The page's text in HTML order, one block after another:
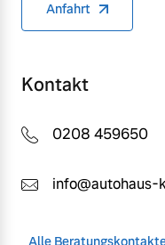
Anfahrt
Kontakt
0208 459650
info@autohaus-
Alle